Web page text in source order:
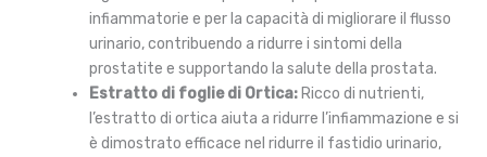
infiammatorie e per la capacità di migliorare il flusso
urinario, contribuendo a ridurre i sintomi della
prostatite e supportando la salute della prostata.
Estratto di foglie di Ortica: Ricco di nutrienti,
l’estratto di ortica aiuta a ridurre l’infiammazione e si
è dimostrato efficace nel ridurre il fastidio urinario,